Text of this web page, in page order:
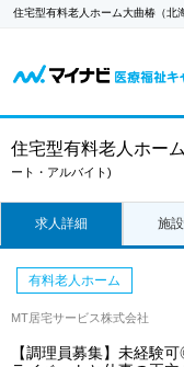
住宅型有料老人ホーム大曲椿（北
住宅型有料老人ホー
ート・アルバイト)
求人詳細 施
有料老人ホーム
MT居宅サービス株式会社
【調理員募集】未経験